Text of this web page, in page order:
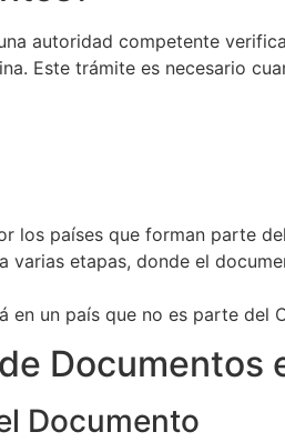
autoridad competente
Este trámite es necesario
los países que forman parte del
varias etapas, donde el
un país que no es parte del
Documentos
Documento